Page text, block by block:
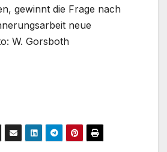
gewinnt die Frage nach
neue
W. Gorsboth